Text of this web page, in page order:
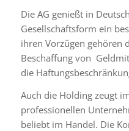
Die AG genießt in
Gesellschaftsform ein
ihren Vorzügen gehören
Beschaffung von
die
Auch die Holding zeugt
professionellen
beliebt im Handel. Die